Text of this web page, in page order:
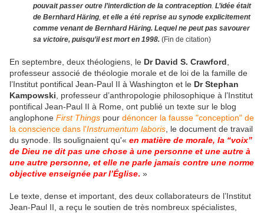
pouvait passer outre l’interdiction de la contraception. L’idée était
de Bernhard Häring, et elle a été reprise au synode explicitement
comme venant de Bernhard Häring. Lequel ne peut pas savourer
sa victoire, puisqu’il est mort en 1998. (Fin de citation)
En septembre, deux théologiens, le Dr David S. Crawford
professeur associé de théologie morale et de loi de la famille de
l’Institut pontifical Jean-Paul II à Washington et le Dr Stephan
Kampowski , professeur d’anthropologie philosophique à l’Institut
pontifical Jean-Paul II à Rome, ont publié un texte sur le blog
anglophone First Things pour dénoncer la fausse "conception" de
la conscience dans l'Instrumentum laboris , le document de travail
du synode. Ils soulignaient qu'« en matière de morale, la “voix”
de Dieu ne dit pas une chose à une personne et une autre à
une autre personne, et elle ne parle jamais contre une norme
objective enseignée par l’Église. »
Le texte, dense et important, des deux collaborateurs de l’Institut
Jean-Paul II, a reçu le soutien de très nombreux spécialistes,